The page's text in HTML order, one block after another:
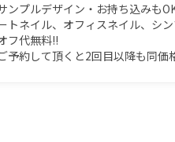
ンプルデザイン・お持ち込みも
トネイル、オフィスネイル、シ
フ代無料‼︎
予約して頂くと2回目以降も同